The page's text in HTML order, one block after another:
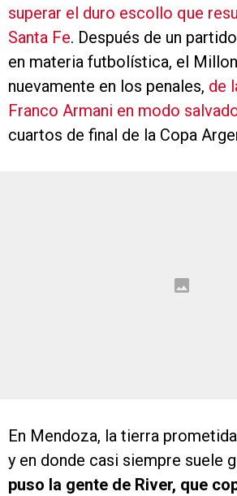
superar el duro escollo que
Santa Fe. Después de un
en materia futbolística, el
nuevamente en los penales, de
Franco Armani en modo
cuartos de final de la Copa
En Mendoza, la tierra
y en donde casi siempre suele
puso la gente de River, que